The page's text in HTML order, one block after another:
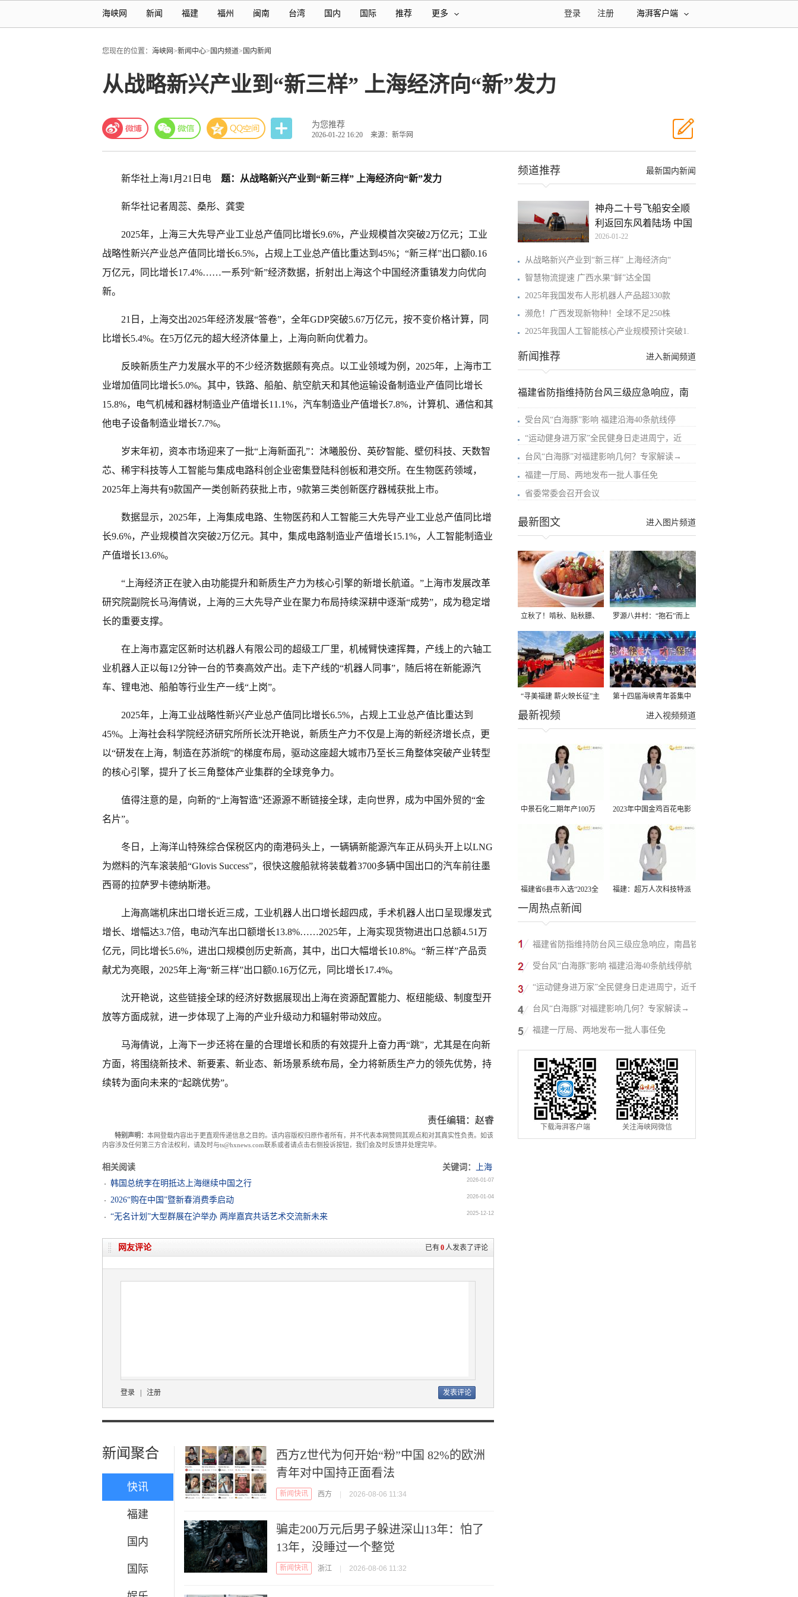
海峡网 新闻 福建 福州 闽南 台湾 国内 国际 推荐 更多 海湃客户端
注册
登录
您现在的位置： 海峡网>新闻中心> 国内频道> 国内新闻
从战略新兴产业到“新三样” 上海经济向“新”发力
为您推荐
2026-01-22 16:20 来源：新华网
新华社上海1月21日电 题：从战略新兴产业到“新三样” 上海经济向“新”发力
新华社记者周蕊、桑彤、龚雯
2025年，上海三大先导产业工业总产值同比增长9.6%，产业规模首次突破2万亿元；工业
战略性新兴产业总产值同比增长6.5%，占规上工业总产值比重达到45%；“新三样”出口额0.16
万亿元，同比增长17.4%……一系列“新”经济数据，折射出上海这个中国经济重镇发力向优向
新。
21日，上海交出2025年经济发展“答卷”，全年GDP突破5.67万亿元，按不变价格计算，同
比增长5.4%。在5万亿元的超大经济体量上，上海向新向优着力。
反映新质生产力发展水平的不少经济数据颇有亮点。以工业领域为例，2025年，上海市工
业增加值同比增长5.0%。其中，铁路、船舶、航空航天和其他运输设备制造业产值同比增长
15.8%，电气机械和器材制造业产值增长11.1%，汽车制造业产值增长7.8%，计算机、通信和其
他电子设备制造业增长7.7%。
岁末年初，资本市场迎来了一批“上海新面孔”：沐曦股份、英矽智能、壁仞科技、天数智
芯、稀宇科技等人工智能与集成电路科创企业密集登陆科创板和港交所。在生物医药领域，
2025年上海共有9款国产一类创新药获批上市，9款第三类创新医疗器械获批上市。
数据显示，2025年，上海集成电路、生物医药和人工智能三大先导产业工业总产值同比增
长9.6%，产业规模首次突破2万亿元。其中，集成电路制造业产值增长15.1%，人工智能制造业
产值增长13.6%。
“上海经济正在驶入由功能提升和新质生产力为核心引擎的新增长航道。”上海市发展改革
研究院副院长马海倩说，上海的三大先导产业在聚力布局持续深耕中逐渐“成势”，成为稳定增
长的重要支撑。
在上海市嘉定区新时达机器人有限公司的超级工厂里，机械臂快速挥舞，产线上的六轴工
业机器人正以每12分钟一台的节奏高效产出。走下产线的“机器人同事”，随后将在新能源汽
车、锂电池、船舶等行业生产一线“上岗”。
2025年，上海工业战略性新兴产业总产值同比增长6.5%，占规上工业总产值比重达到
45%。上海社会科学院经济研究所所长沈开艳说，新质生产力不仅是上海的新经济增长点，更
以“研发在上海，制造在苏浙皖”的梯度布局，驱动这座超大城市乃至长三角整体突破产业转型
的核心引擎，提升了长三角整体产业集群的全球竞争力。
值得注意的是，向新的“上海智造”还源源不断链接全球，走向世界，成为中国外贸的“金
名片”。
冬日，上海洋山特殊综合保税区内的南港码头上，一辆辆新能源汽车正从码头开上以LNG
为燃料的汽车滚装船“Glovis Success”，很快这艘船就将装载着3700多辆中国出口的汽车前往墨
西哥的拉萨罗卡德纳斯港。
上海高端机床出口增长近三成，工业机器人出口增长超四成，手术机器人出口呈现爆发式
增长、增幅达3.7倍，电动汽车出口额增长13.8%……2025年，上海实现货物进出口总额4.51万
亿元，同比增长5.6%，进出口规模创历史新高，其中，出口大幅增长10.8%。“新三样”产品贡
献尤为亮眼，2025年上海“新三样”出口额0.16万亿元，同比增长17.4%。
沈开艳说，这些链接全球的经济好数据展现出上海在资源配置能力、枢纽能级、制度型开
放等方面成就，进一步体现了上海的产业升级动力和辐射带动效应。
马海倩说，上海下一步还将在量的合理增长和质的有效提升上奋力再“跳”，尤其是在向新
方面，将围绕新技术、新要素、新业态、新场景系统布局，全力将新质生产力的领先优势，持
续转为面向未来的“起跳优势”。
责任编辑：赵睿
特别声明： 本网登载内容出于更直观传递信息之目的。该内容版权归原作者所有，并不代表本网赞同其观点和对其真实性负责。如该
内容涉及任何第三方合法权利，请及时与ts@hxnews.com联系或者请点击右侧投诉按钮，我们会及时反馈并处理完毕。
相关阅读 关键词：
上海
韩国总统李在明抵达上海继续中国之行
2026-01-07
2026“购在中国”暨新春消费季启动 2026-01-04
“无名计划”大型群展在沪举办 两岸嘉宾共话艺术交流新未来 2025-12-12
已有0人发表了评论
网友评论
登录 注册
新闻聚合
快讯
福建
国内
国际
西方Z世代为何开始“粉”中国 82%的欧洲
青年对中国持正面看法
新闻快讯 西方 2026-08-06 11:34
骗走200万元后男子躲进深山13年：怕了
13年，没睡过一个整觉
新闻快讯 浙江 2026-08-06 11:32
最新国内新闻
频道推荐
神舟二十号飞船安全顺
利返回东风着陆场 中国
2026-01-22
从战略新兴产业到“新三样” 上海经济向“
智慧物流提速 广西水果“鲜”达全国
2025年我国发布人形机器人产品超330款
濒危！广西发现新物种！全球不足250株
2025年我国人工智能核心产业规模预计突破1.
进入新闻频道
新闻推荐
福建省防指维持防台风三级应急响应，南
受台风“白海豚”影响 福建沿海40条航线停
“运动健身进万家”全民健身日走进周宁，近
台风“白海豚”对福建影响几何？专家解读→
福建一厅局、两地发布一批人事任免
省委常委会召开会议
进入图片频道
最新图文
立秋了！啃秋、贴秋膘、
晒秋，福建人这样过才够
味→
罗源八井村：“抱石”而上
“寻美福建 薪火映长征”主
题活动在龙岩长汀启动
第十四届海峡青年荟集中
阶段活动在福州举行
进入视频频道
最新视频
中景石化二期年产100万
吨丙烷脱氢项目建成中交
2023年中国金鸡百花电影
节有福电影巡展31日启动
福建省6县市入选“2023全
国县域发展潜力百强县”
福建：超万人次科技特派
一周热点新闻
福建省防指维持防台风三级应急响应，南昌铁
路停运部分旅客列车→
受台风“白海豚”影响 福建沿海40条航线停航
“运动健身进万家”全民健身日走进周宁，近千
人徒步云端
台风“白海豚”对福建影响几何？专家解读→
福建一厅局、两地发布一批人事任免
下载海湃客户端 关注海峡网微信